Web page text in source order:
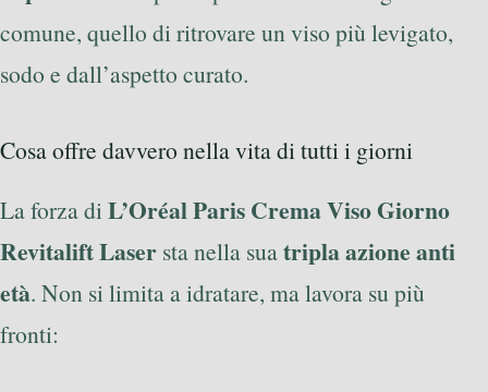
comune, quello di ritrovare un viso più levigato,
sodo e dall’aspetto curato.
Cosa offre davvero nella vita di tutti i giorni
La forza diL’Oréal Paris Crema Viso Giorno
Revitalift Laser sta nella suatripla azione anti
età. Non si limita a idratare, ma lavora su più
fronti: